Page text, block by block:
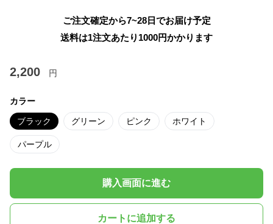
ご注文確定から7~28日でお届け予定
送料は1注文あたり 1000円かかります
2,200 円
カラー
ブラック グリーン ピンク ホワイト
パープル
購入画面に進む
カートに追加する